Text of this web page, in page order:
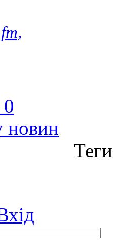
0
новин